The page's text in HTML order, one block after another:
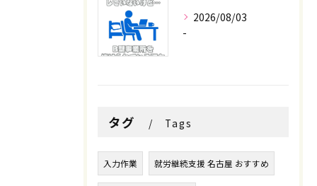
2026/08/03
-
タグ Tags
入力作業 就労継続支援 名古屋 おすすめ